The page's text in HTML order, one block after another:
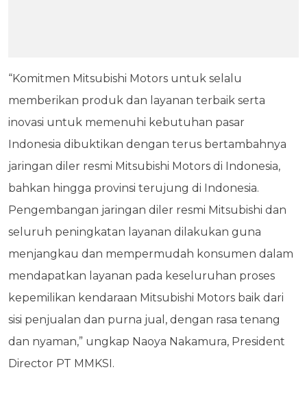
“Komitmen Mitsubishi Motors untuk selalu
memberikan produk dan layanan terbaik serta
inovasi untuk memenuhi kebutuhan pasar
Indonesia dibuktikan dengan terus bertambahnya
jaringan diler resmi Mitsubishi Motors di Indonesia,
bahkan hingga provinsi terujung di Indonesia.
Pengembangan jaringan diler resmi Mitsubishi dan
seluruh peningkatan layanan dilakukan guna
menjangkau dan mempermudah konsumen dalam
mendapatkan layanan pada keseluruhan proses
kepemilikan kendaraan Mitsubishi Motors baik dari
sisi penjualan dan purna jual, dengan rasa tenang
dan nyaman,” ungkap Naoya Nakamura, President
Director PT MMKSI.